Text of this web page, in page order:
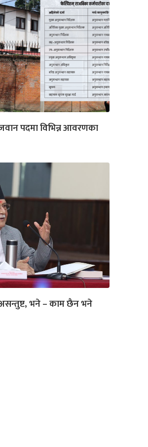
पदमा विभिन्न आवरणका
असन्तुष्ट, भने – काम छैन भने